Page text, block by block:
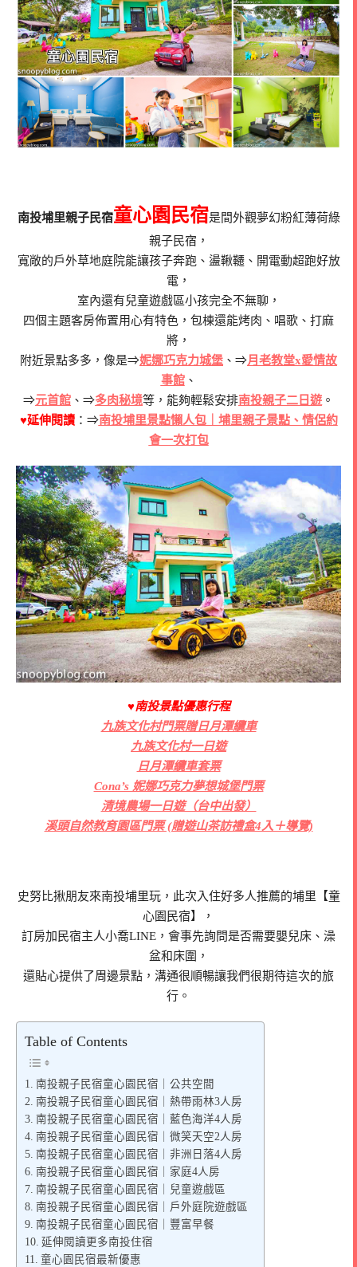
南投埔里親子民宿童心園民宿是間外觀夢幻粉紅薄荷綠
親子民宿，
寬敞的戶外草地庭院能讓孩子奔跑、盪鞦韆、開電動超跑好放
電，
室內還有兒童遊戲區小孩完全不無聊，
四個主題客房佈置用心有特色，包棟還能烤肉、唱歌、打麻
將，
附近景點多多，像是⇒妮娜巧克力城堡 、⇒月老教堂x愛情故
事館、
⇒元首館 、⇒多肉秘境等，能夠輕鬆安排南投親子二日遊 。
♥延伸閱讀：⇒南投埔里景點懶人包｜埔里親子景點、情侶約
會一次打包
♥南投景點優惠行程
九族文化村門票贈日月潭纜車
九族文化村一日遊
日月潭纜車套票
Cona’s 妮娜巧克力夢想城堡門票
清境農場一日遊（台中出發）
溪頭自然教育園區門票 (贈遊山茶訪禮盒4入＋導覽)
史努比揪朋友來南投埔里玩，此次入住好多人推薦的埔里【童
心園民宿】，
訂房加民宿主人小喬LINE，會事先詢問是否需要嬰兒床、澡
盆和床圍，
還貼心提供了周邊景點，溝通很順暢讓我們很期待這次的旅
行。
Table of Contents
南投親子民宿童心園民宿｜公共空間
南投親子民宿童心園民宿｜熱帶雨林3人房
南投親子民宿童心園民宿｜藍色海洋4人房
南投親子民宿童心園民宿｜微笑天空2人房
南投親子民宿童心園民宿｜非洲日落4人房
南投親子民宿童心園民宿｜家庭4人房
南投親子民宿童心園民宿｜兒童遊戲區
南投親子民宿童心園民宿｜戶外庭院遊戲區
南投親子民宿童心園民宿｜豐富早餐
延伸閱讀更多南投住宿
童心園民宿最新優惠